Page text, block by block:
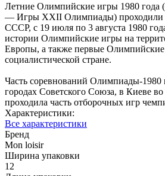
Летние Олимпийские игры 1980 года
— Игры XXII Олимпиады) проходили
СССР, с 19 июля по 3 августа 1980
истории Олимпийские игры на
Европы, а также первые
социалистической стране.
Часть соревнований Олимпиады-1980
городах Советского Союза, в Киеве
проходила часть отборочных игр
Характеристики:
Все характеристики
Бренд
Mon loisir
Ширина упаковки
12